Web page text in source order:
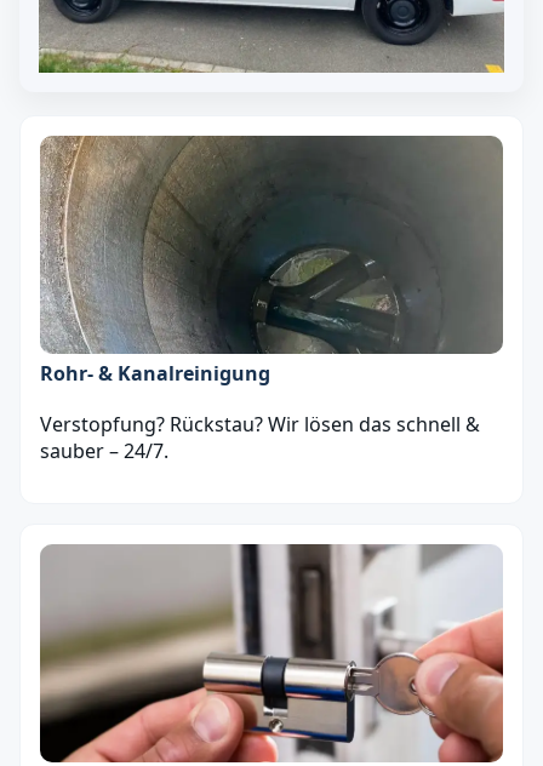
Rohr- & Kanalreinigung
Verstopfung? Rückstau? Wir lösen das schnell &
sauber – 24/7.